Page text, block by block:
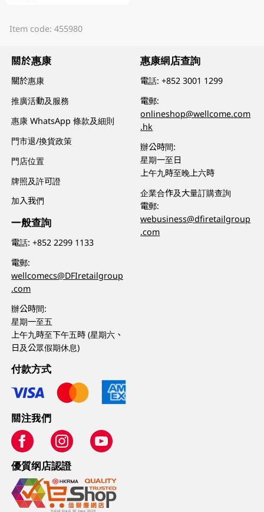
Item code: 455980
關於惠康
關於惠康
推廣活動及服務
惠康 WhatsApp 條款及細則
門市退/換貨政策
門店位置
牌照及許可證
加入我們
一般查詢
電話:+852 2299 1133
電郵:
wellcomecs@DFIretailgroup
.com
辦公時間:
星期一至五
上午九時至下午五時 (星期六、
日及公眾假期休息)
惠康網店查詢
電話:+852 3001 1299
電郵:
onlineshop@wellcome.com
.hk
辦公時間:
星期一至日
上午九時至晚上六時
企業合作及大量訂購查詢
電郵:
webusiness@dfiretailgroup
.com
付款方式
關注我們
優質纲店認證